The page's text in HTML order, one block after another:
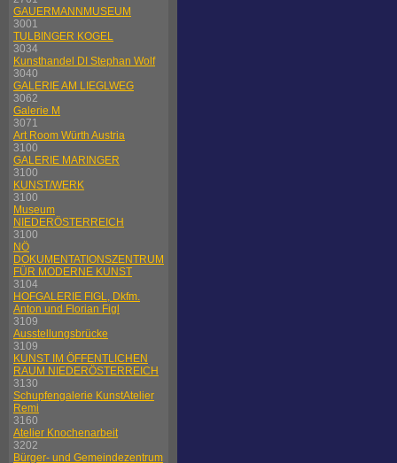
GAUERMANNMUSEUM
3001
TULBINGER KOGEL
3034
Kunsthandel DI Stephan Wolf
3040
GALERIE AM LIEGLWEG
3062
Galerie M
3071
Art Room Würth Austria
3100
GALERIE MARINGER
3100
KUNST/WERK
3100
Museum
NIEDERÖSTERREICH
3100
NÖ
DOKUMENTATIONSZENTRUM
FÜR MODERNE KUNST
3104
HOFGALERIE FIGL, Dkfm.
Anton und Florian Figl
3109
Ausstellungsbrücke
3109
KUNST IM ÖFFENTLICHEN
RAUM NIEDERÖSTERREICH
3130
Schupfengalerie KunstAtelier
Remi
3160
Atelier Knochenarbeit
3202
Bürger- und Gemeindezentrum